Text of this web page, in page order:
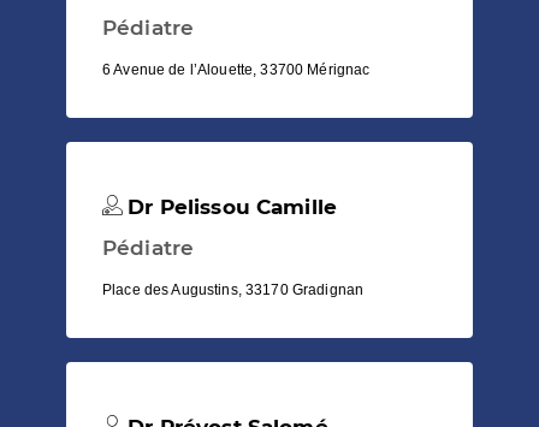
Pédiatre
6 Avenue de l’Alouette, 33700 Mérignac
Dr Pelissou Camille
Pédiatre
Place des Augustins, 33170 Gradignan